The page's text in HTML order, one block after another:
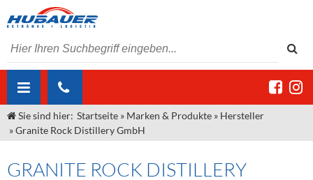
ÜBER UNS
Unser Liefergebiet
Angebote Gastronomie & Großhandel
MARKEN & PRODUKTE
Sie sind hier: Startseite » Marken & Produkte » Hersteller
»Granite Rock Distillery GmbH
GRANITE ROCK DISTILLERY